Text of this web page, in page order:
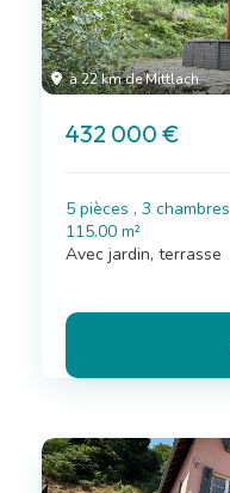
à 22 km de Mittlach
432 000 €
5 pièces , 3 chambres
115.00 m²
Avec jardin, terrasse